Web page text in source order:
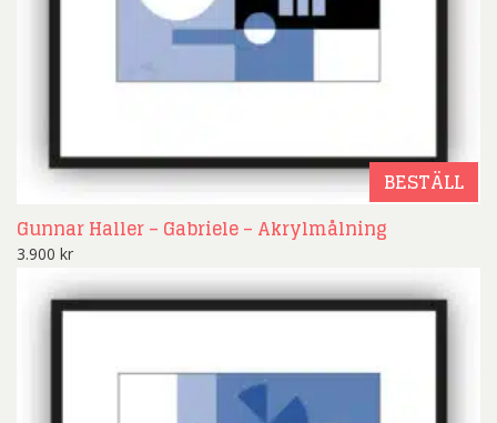
BESTÄLL
Gunnar Haller – Gabriele – Akrylmålning
3.900 kr